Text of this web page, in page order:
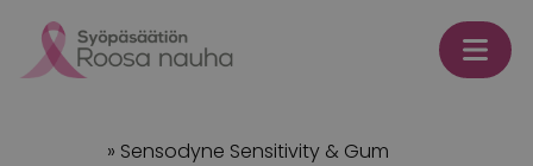
» Sensodyne Sensitivity & Gum